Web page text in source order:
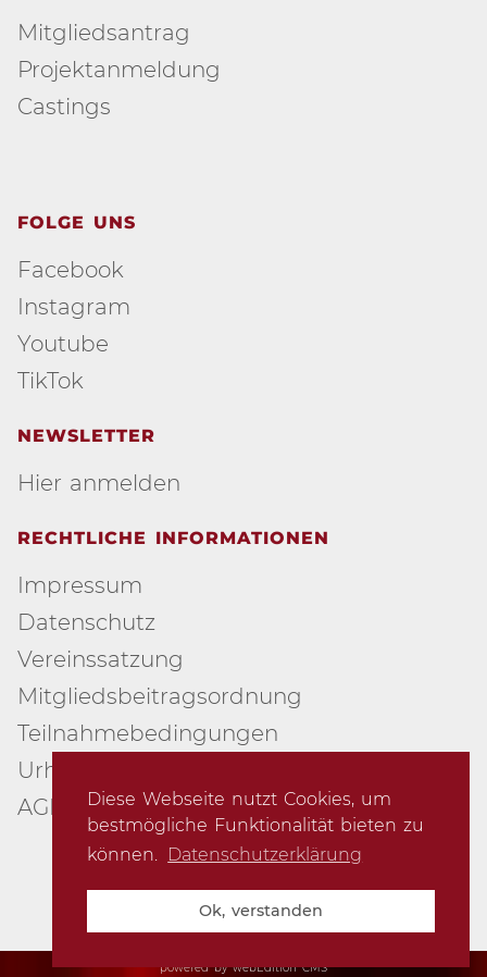
Diese Webseite nutzt Cookies, um
bestmögliche Funktionalität bieten zu
können. Datenschutzerklärung
Ok, verstanden
Mitgliedsantrag
Projektanmeldung
Castings
FOLGE UNS
Facebook
Instagram
Youtube
TikTok
NEWSLETTER
Hier anmelden
RECHTLICHE INFORMATIONEN
Impressum
Datenschutz
Vereinssatzung
Mitgliedsbeitragsordnung
Teilnahmebedingungen
Urheberschutz
AGB
powered by webEdition CMS